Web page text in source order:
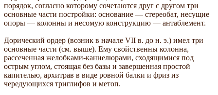
порядок, согласно которому сочетаются друг с другом три
основные части постройки: основание — стереобат, несущие
опоры — колонны и несомую конструкцию — антаблемент.
Дорический ордер (возник в начале VII в. до н. э.) имел три
основные части (см. выше). Ему свойственны колонна,
рассеченная желобками-каннелюрами, сходящимися под
острым углом, стоящая без базы и завершенная простой
капителью, архитрав в виде ровной балки и фриз из
чередующихся триглифов и метоп.